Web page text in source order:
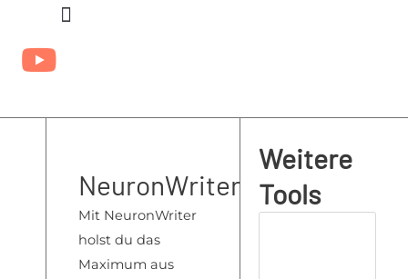
springen
NeuronWriter
Mit NeuronWriter
holst du das
Maximum aus
Weitere
Tools